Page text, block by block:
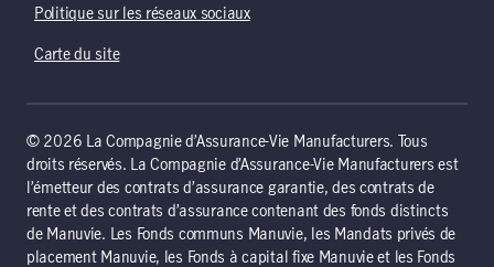
Politique sur les réseaux sociaux
Carte du site
© 2026 La Compagnie d’Assurance-Vie Manufacturers. Tous
droits réservés. La Compagnie d’Assurance-Vie Manufacturers est
l’émetteur des contrats d’assurance garantie, des contrats de
rente et des contrats d’assurance contenant des fonds distincts
de Manuvie. Les Fonds communs Manuvie, les Mandats privés de
placement Manuvie, les Fonds à capital fixe Manuvie et les Fonds